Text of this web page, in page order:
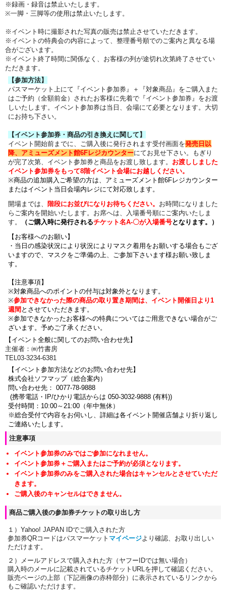
※録画・録音は禁止いたします。
※一脚・三脚等の使用は禁止いたします。
※イベント時に撮影された写真の販売は禁止させていただきます。
※イベントの特典会の内容によって、整理番号順でのご案内と異なる場
合がございます。
※イベント終了時間に関係なく、お客様の列が途切れ次第終了させてい
ただきます。
【参加方法】
パスマーケット上にて『イベント参加券』＋『対象商品』をご購入また
はご予約（全額前金）されたお客様に先着で『イベント参加券』をお渡
しいたします。イベント参加券は当日、会場にて必要となります。大切
にお持ち下さい。
【イベント参加券・商品の引き換えに関して】
イベント開始前までに、ご購入後に発行されます受付画面を発売日以
降、アミューズメント館6Fレジカウンターにてお見せ下さい。もぎり
が完了次第、イベント参加券と商品をお渡し致します。 お渡ししました
イベント参加券をもって8階イベント会場にお越しください。
※商品の追加購入ご希望の方は、 アミューズメント館6Fレジカウンター
またはイベント当日会場内レジにて対応致します。
開場までは、
階段にお並びになりお待ちください。 お時間になりました
らご案内を開始いたします。お席へは、入場番号順にご案内いたしま
す。
（ご購入時に発行されるチケット名A-〇が入場番号となります。）
【お客様へのお願い】
・ 当日の感染状況により 状況によりマスク着用をお願いする場合もござ
いますので、 マスクをご準備の上、ご参加下さいます様お願い致しま
す。
【注意事項】
※対象商品へのポイントの付与は対象外となります。
※参加できなかった際の商品の取り置き期間は、イベント開催日より1
週間 とさせていただきます。
※参加できなかったお客様への特典についてはご用意できない場合がご
ざいます。 予めご了承ください。
【イベント全般に関してのお問い合わせ先】
主催者：㈱竹書房
TEL03-3234-6381
【イベント参加方法などのお問い合わせ先】
株式会社ソフマップ（総合案内）
問い合わせ先： 0077-78-9888
(携帯電話・IP/ひかり電話からは 050-3032-9888 (有料))
受付時間：10:00～21:00（年中無休）
※総合受付で内容をお伺いし、詳細は各イベント開催店舗より折り返し
ご連絡いたします。
注意事項
イベント参加券のみではご参加になれません。
イベント参加券＋ご購入またはご予約が必須となります。
イベント参加券のみをご購入された場合はキャンセルとさせていただ
きます。
ご購入後のキャンセルはできません。
商品ご購入後の参加券チケットの取り出し方
１）Yahoo! JAPAN IDでご購入された方
参加券QRコードはパスマーケット マイページより確認、お取り出しい
ただけます。
２）メールアドレスで購入された方（ヤフーIDでは無い場合）
購入時のメールに記載されているチケットURLを押して確認ください。
販売ページの上部（下記画像の赤枠部分）に表示されているリンクから
もご確認いただけます。